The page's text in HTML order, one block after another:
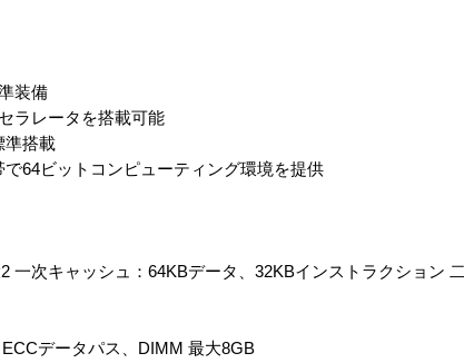
装備
ラレータを搭載可能
準搭載
で64ビットコンピューティング環境を提供
一次キャッシュ：64KBデータ、32KBインストラクション
データパス、DIMM 最大8GB